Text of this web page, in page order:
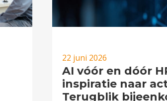
22 juni 2026
AI vóór en dóór
inspiratie naar
Terugblik